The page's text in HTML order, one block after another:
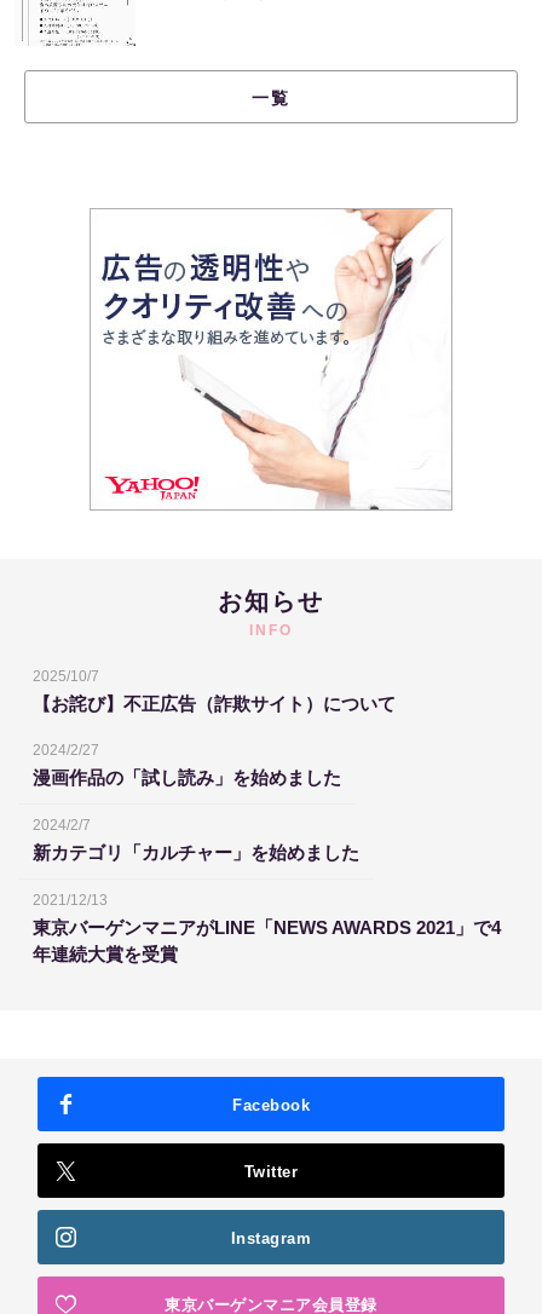
一覧
お知らせ
INFO
2025/10/7
【お詫び】不正広告（詐欺サイト）について
2024/2/27
漫画作品の「試し読み」を始めました
2024/2/7
新カテゴリ「カルチャー」を始めました
2021/12/13
東京バーゲンマニアがLINE「NEWS AWARDS 2021」で4
年連続大賞を受賞
Facebook
Twitter
Instagram
東京バーゲンマニア会員登録